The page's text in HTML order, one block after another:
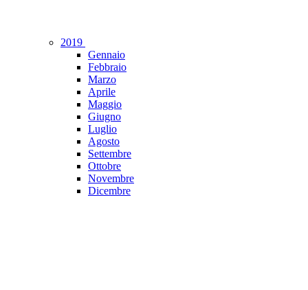
2019
Gennaio
Febbraio
Marzo
Aprile
Maggio
Giugno
Luglio
Agosto
Settembre
Ottobre
Novembre
Dicembre